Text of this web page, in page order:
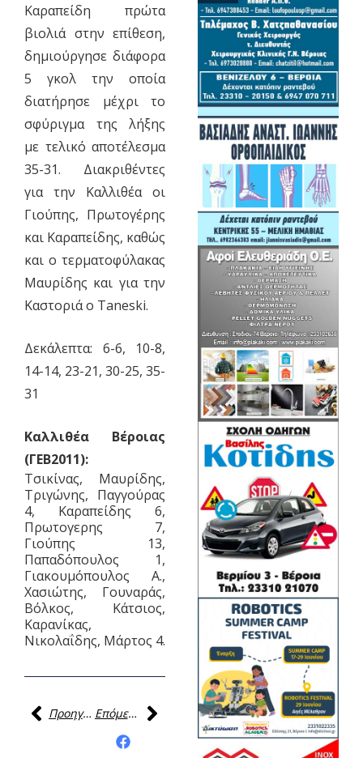
Καραπείδη πρώτα
βιολιά στην επίθεση,
δημιούργησε διάφορα
5 γκολ την οποία
διατήρησε μέχρι το
σφύριγμα της λήξης
με τελικό αποτέλεσμα
35-31. Διακριθέντες
για την Καλλιθέα οι
Γιούπης, Πρωτογέρης
και Καραπείδης, καθώς
και ο τερματοφύλακας
Μαυρίδης και για την
Καστοριά ο Taneski.
Δεκάλεπτα: 6-6, 10-8,
14-14, 23-21, 30-25, 35-
31
Καλλιθέα Βέροιας
(ΓΕΒ2011):
Τσικίνας, Μαυρίδης,
Τριγώνης, Παγγούρας
4, Καραπείδης 6,
Πρωτογερης 7,
Γιούπης 13,
Παπαδόπουλος 1,
Γιακουμόπουλος Α.,
Χασιώτης, Γουναράς,
Βόλκος, Κάτσιος,
Καρανίκας,
Νικολαΐδης, Μάρτος 4.
Προηγούμενη
Επόμενη